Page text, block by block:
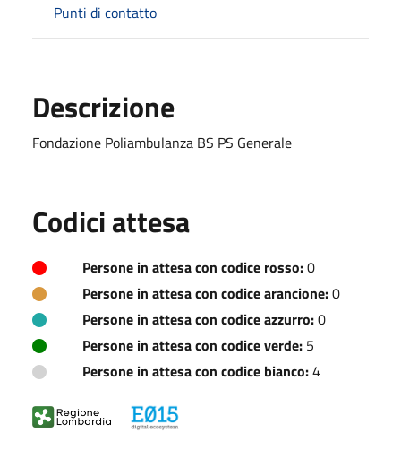
Punti di contatto
Descrizione
Fondazione Poliambulanza BS PS Generale
Codici attesa
Persone in attesa con codice rosso:0
Persone in attesa con codice arancione:0
Persone in attesa con codice azzurro:0
Persone in attesa con codice verde: 5
Persone in attesa con codice bianco:4